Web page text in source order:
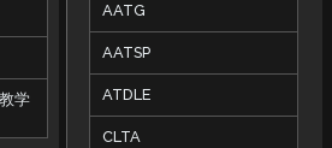
学
AATG
AATSP
ATDLE
CLTA